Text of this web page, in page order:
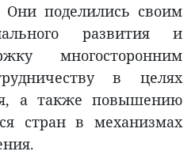
поделились своим
развития и
многосторонним
в целях
а также повышению
стран в механизмах